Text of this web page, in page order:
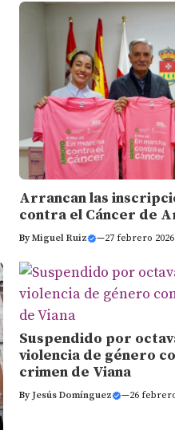
Arrancan las
contra el Cáncer de
ByMiguel Ruiz —27 febrero 2026
Suspendido por
violencia de género
crimen de Viana
By Jesús Domínguez —26